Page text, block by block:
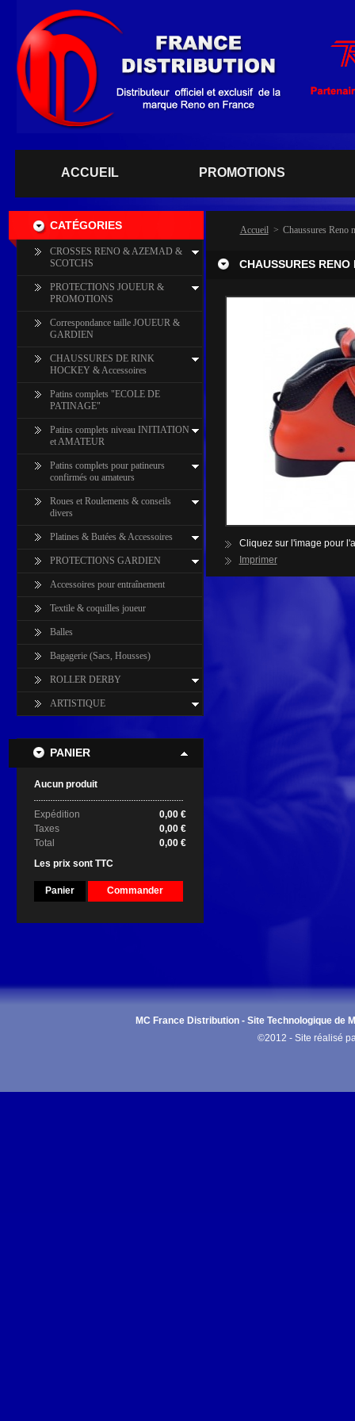
ACCUEIL PROMOTIONS
CATÉGORIES
CROSSES RENO & AZEMAD &
SCOTCHS
PROTECTIONS JOUEUR &
PROMOTIONS
Correspondance taille JOUEUR &
GARDIEN
CHAUSSURES DE RINK
HOCKEY & Accessoires
Patins complets "ECOLE DE
PATINAGE"
Patins complets niveau INITIATION
et AMATEUR
Patins complets pour patineurs
confirmés ou amateurs
Roues et Roulements & conseils
divers
Platines & Butées & Accessoires
PROTECTIONS GARDIEN
Accessoires pour entraînement
Textile & coquilles joueur
Balles
Bagagerie (Sacs, Housses)
ROLLER DERBY
ARTISTIQUE
PANIER
Aucun produit
Expédition
0,00 €
Taxes
0,00 €
Total
0,00 €
Les prix sont TTC
Panier Commander
Accueil > Chaussures Reno
CHAUSSURES
Cliquez sur l'image pour
Imprimer
MC France Distribution - Site Technologique de
©2012 - Site réalisé